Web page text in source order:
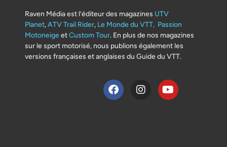
Raven Média est l’éditeur des magazines UTV
Planet,ATV Trail Rider, Le Monde du VTT, Passion
MotoneigeetCustom Tour. En plus de nos magazines
sur le sport motorisé, nous publions également les
versions françaises et anglaises du Guide du VTT.